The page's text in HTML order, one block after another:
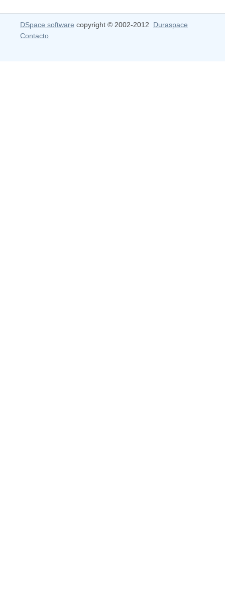
DSpace software copyright © 2002-2012 Duraspace
Contacto